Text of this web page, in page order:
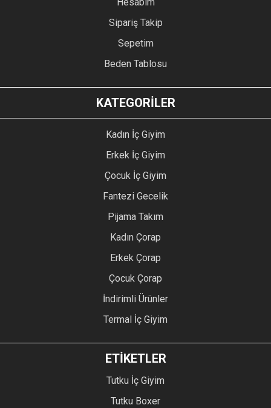
Sipariş Takip
Sepetim
Beden Tablosu
KATEGORİLER
Kadın İç Giyim
Erkek İç Giyim
Çocuk İç Giyim
Fantezi Gecelik
Pijama Takım
Kadın Çorap
Erkek Çorap
Çocuk Çorap
İndirimli Ürünler
Termal İç Giyim
ETİKETLER
Tutku İç Giyim
Tutku Boxer